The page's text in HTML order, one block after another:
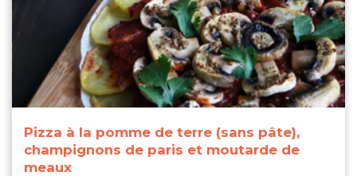
Pizza à la pomme de terre (sans pâte),
champignons de paris et moutarde de
meaux